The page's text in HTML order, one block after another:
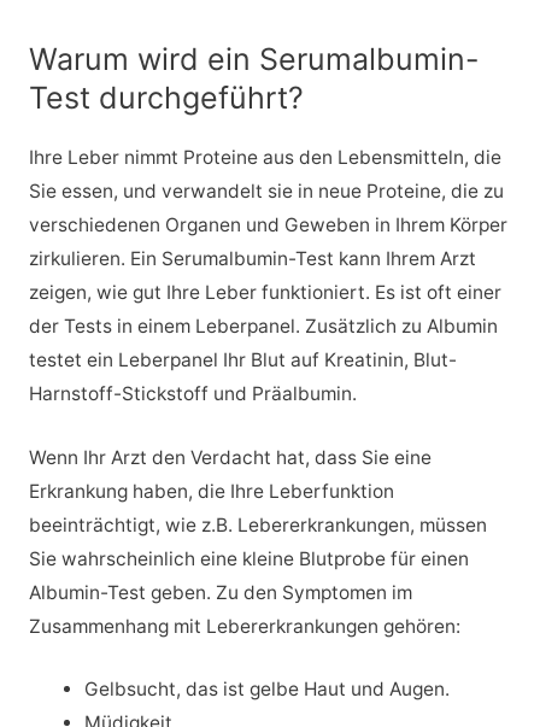
Warum wird ein Serumalbumin-
Test durchgeführt?
Ihre Leber nimmt Proteine aus den Lebensmitteln, die
Sie essen, und verwandelt sie in neue Proteine, die zu
verschiedenen Organen und Geweben in Ihrem Körper
zirkulieren. Ein Serumalbumin-Test kann Ihrem Arzt
zeigen, wie gut Ihre Leber funktioniert. Es ist oft einer
der Tests in einem Leberpanel. Zusätzlich zu Albumin
testet ein Leberpanel Ihr Blut auf Kreatinin, Blut-
Harnstoff-Stickstoff und Präalbumin.
Wenn Ihr Arzt den Verdacht hat, dass Sie eine
Erkrankung haben, die Ihre Leberfunktion
beeinträchtigt, wie z.B. Lebererkrankungen, müssen
Sie wahrscheinlich eine kleine Blutprobe für einen
Albumin-Test geben. Zu den Symptomen im
Zusammenhang mit Lebererkrankungen gehören:
Gelbsucht, das ist gelbe Haut und Augen.